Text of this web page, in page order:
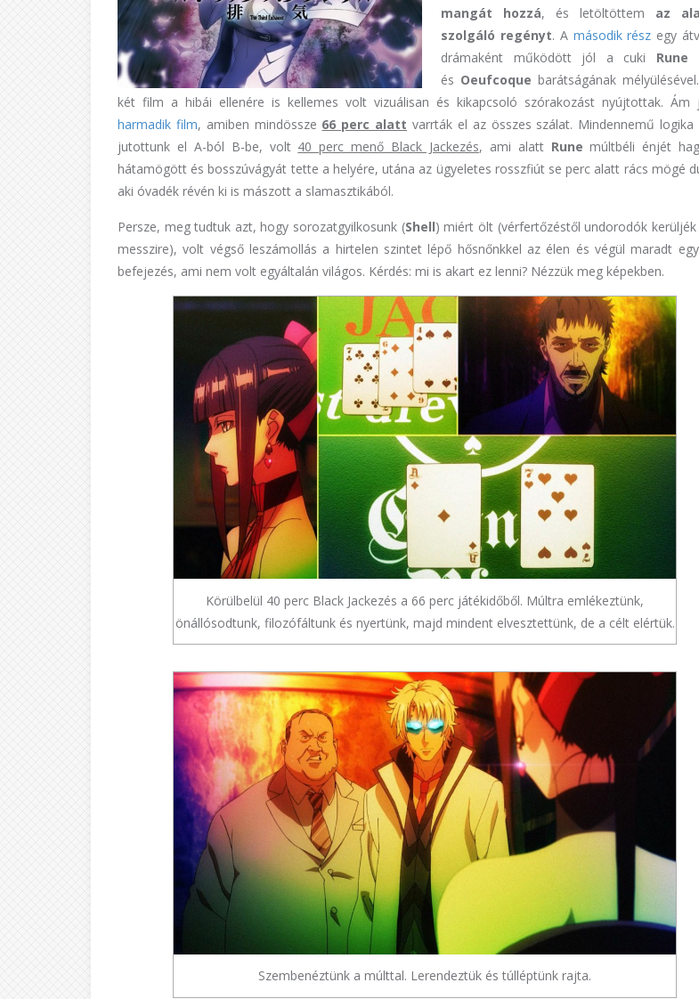
mangát hozzá, és letöltöttem az
szolgáló regényt. A második rész egy
drámaként működött jól a cuki Rune
és Oeufcoque barátságának
két film a hibái ellenére is kellemes volt vizuálisan és kikapcsoló szórakozást nyújtottak.
harmadik film, amiben mindössze 66 perc alatt varrták el az összes szálat. Mindennemű logika
jutottunk el A-ból B-be, volt 40 perc menő Black Jackezés, ami alatt Rune múltbéli énjét
hátamögött és bosszúvágyát tette a helyére, utána az ügyeletes rosszfiút se perc alatt rács mögé
aki óvadék révén ki is mászott a slamasztikából.
Persze, meg tudtuk azt, hogy sorozatgyilkosunk (Shell) miért ölt (vérfertőzéstől undorodók kerüljék
messzire), volt végső leszámollás a hirtelen szintet lépő hősnőnkkel az élen és végül maradt
befejezés, ami nem volt egyáltalán világos. Kérdés: mi is akart ez lenni? Nézzük meg képekben.
Körülbelül 40 perc Black Jackezés a 66 perc játékidőből. Múltra emlékeztünk,
önállósodtunk, filozófáltunk és nyertünk, majd mindent elvesztettünk, de a célt elértük.
Szembenéztünk a múlttal. Lerendeztük és túlléptünk rajta.